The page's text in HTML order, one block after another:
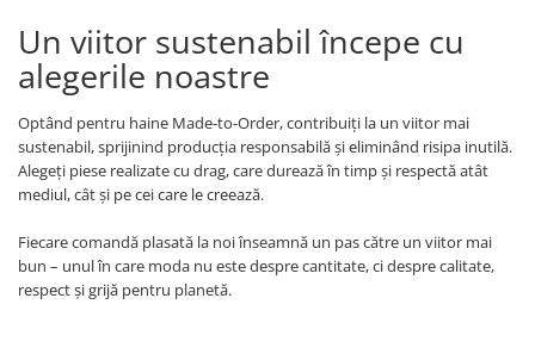
Un viitor sustenabil începe cu
alegerile noastre
Optând pentru haine Made-to-Order, contribuiți la un viitor mai
sustenabil, sprijinind producția responsabilă și eliminând risipa inutilă.
Alegeți piese realizate cu drag, care durează în timp și respectă atât
mediul, cât și pe cei care le creează.
Fiecare comandă plasată la noi înseamnă un pas către un viitor mai
bun – unul în care moda nu este despre cantitate, ci despre calitate,
respect și grijă pentru planetă.